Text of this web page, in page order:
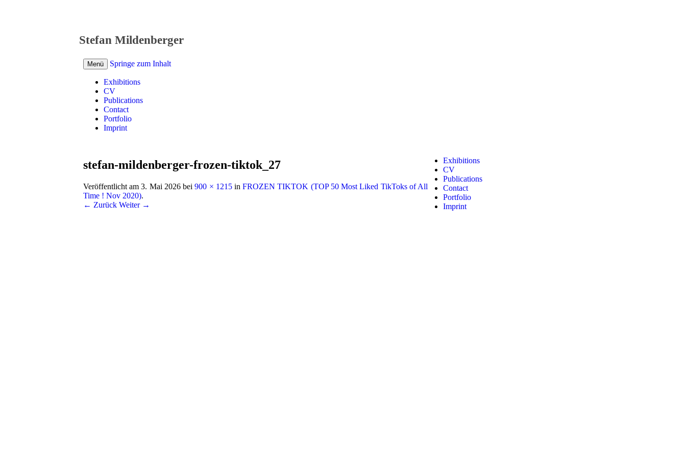
Stefan Mildenberger
Menü Springe zum Inhalt
Exhibitions
CV
Publications
Contact
Portfolio
Imprint
stefan-mildenberger-frozen-tiktok_27
Veröffentlicht am3. Mai 2026bei900 × 1215inFROZEN TIKTOK (TOP 50 Most Liked TikToks of All
Time ! Nov 2020).
← Zurück Weiter →
Exhibitions
CV
Publications
Contact
Portfolio
Imprint